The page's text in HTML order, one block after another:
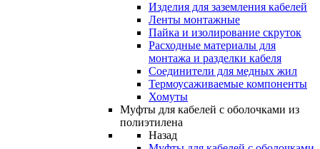
Изделия для заземления кабелей
Ленты монтажные
Пайка и изолирование скруток
Расходные материалы для
монтажа и разделки кабеля
Соединители для медных жил
Термоусаживаемые компоненты
Хомуты
Муфты для кабелей с оболочками из
полиэтилена
Назад